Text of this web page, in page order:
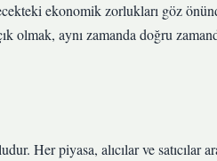
ekonomik zorlukları göz
olmak, aynı zamanda doğru
Her piyasa, alıcılar ve satıcılar